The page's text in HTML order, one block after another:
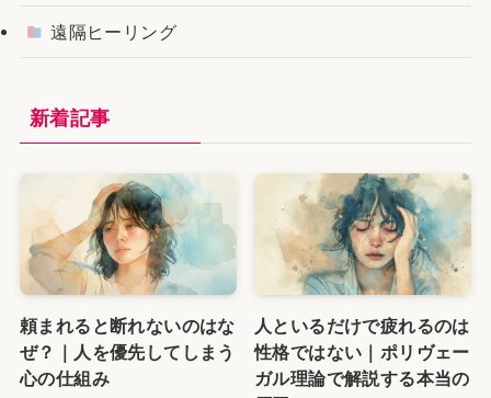
遠隔ヒーリング
新着記事
頼まれると断れないのはな
ぜ？｜人を優先してしまう
心の仕組み
人といるだけで疲れるのは
性格ではない｜ポリヴェー
ガル理論で解説する本当の